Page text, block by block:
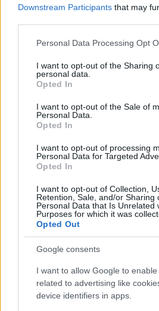
Downstream Participants that may
Please note that this website/app
not limited to your visit or usage
grant or deny consent to Google and
use your data for below specified
consent section.
Personal Data Processing Opt
I want to opt-out of the Sharing
personal data.
Opted In
I want to opt-out of the Sale of
Personal Data.
Opted In
I want to opt-out of processing
Personal Data for Targeted
Opted In
I want to opt-out of Collection,
Retention, Sale, and/or Sharing
Personal Data that Is Unrelated
Purposes for which it was
Opted Out
Google consents
I want to allow Google to
related to advertising like
device identifiers in apps.
Πιο
Έφυγαν οι συνεργάτες,
Καρυστιανού - Η
«Ελπίδα για τη
Συγκίνηση στο
κλαρίνα αποχαιρέτησαν
φωνή της
φωτογραφία για την
αδελφής του, Λένας
Ποιος είναι ο
Χασάμπης: Από το
Χημείας και στο
φωτιές σε Αττική και
ισχυρότερα επεισόδια
χρόνων»